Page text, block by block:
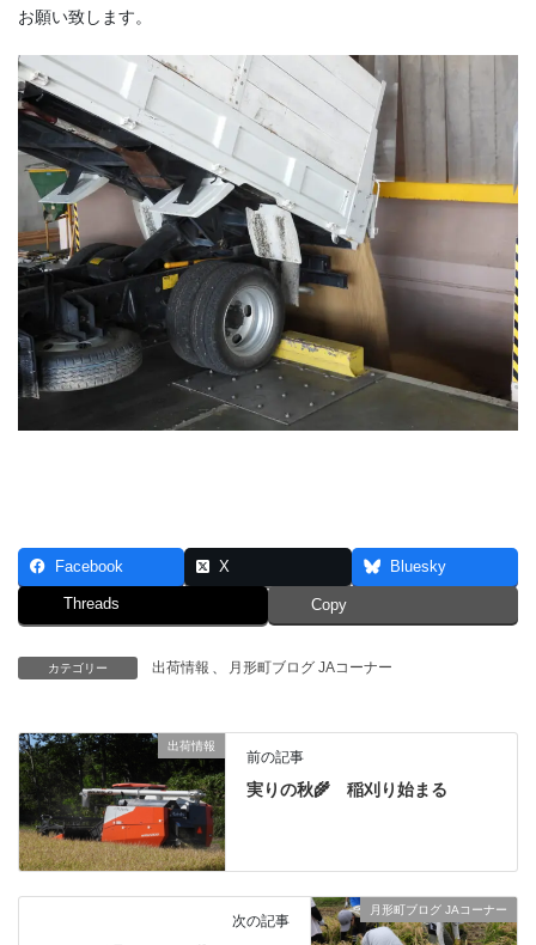
お願い致します。
Facebook X Bluesky
Threads Copy
カテゴリー 出荷情報 、 月形町ブログ JAコーナー
出荷情報
前の記事
実りの秋🌾 稲刈り始まる
月形町ブログ JAコーナー
次の記事